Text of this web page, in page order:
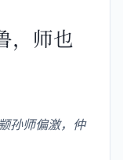
，师也
孙师偏激，仲